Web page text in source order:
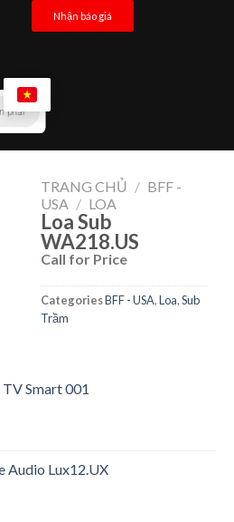
Nhận báo giá
TRANG CHỦ / BFF -
USA / LOA
Loa Sub
WA218.US
Call for Price
CategoriesBFF - USA,Loa,Sub
Trầm
Smart 001
Audio Lux12.UX